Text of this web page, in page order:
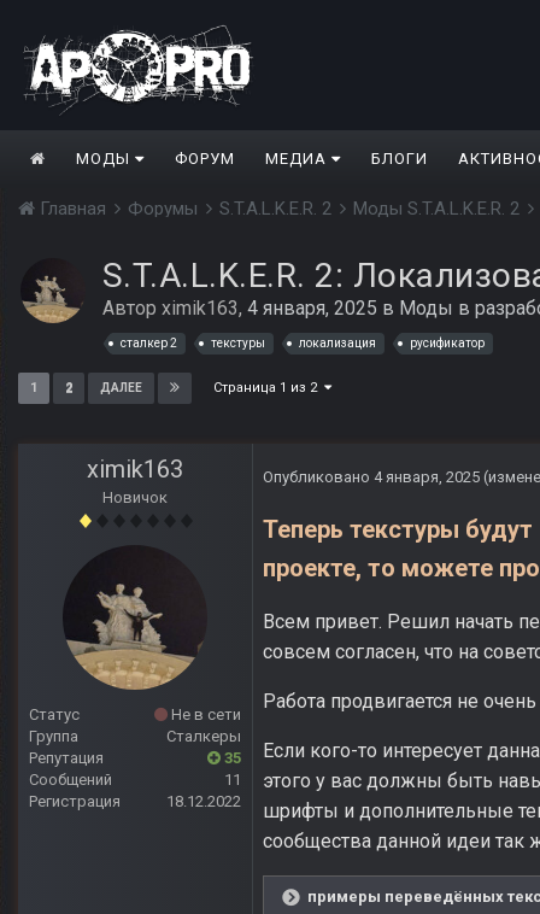
МОДЫ ФОРУМ МЕДИА БЛОГИ
Главная Форумы S.T.A.L.K.E.R. 2 Моды S.T.A.L.K.E.R. 2
S.T.A.L.K.E.R. 2:
Автор ximik163, 4 января, 2025 в Моды в
сталкер 2 текстуры локализация русификатор
1 2 ДАЛЕЕ Страница 1 из 2
ximik163
Новичок
Статус
Не в сети
Группа
Сталкеры
Репутация
35
Сообщений
11
Регистрация
18.12.2022
Опубликовано 4 января, 2025
Теперь текстуры
проекте, то можете
Всем привет. Решил начать
совсем согласен, что на
Работа продвигается не
Если кого-то интересует
этого у вас должны быть
шрифты и дополнительные
сообщества данной идеи так
примеры переведённых